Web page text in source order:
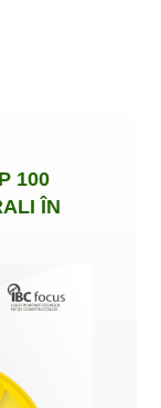
100
ÎN